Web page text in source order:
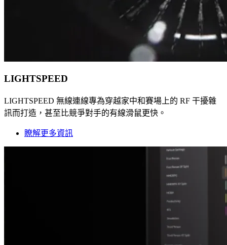
LIGHTSPEED
LIGHTSPEED 無線連線專為穿越家中和賽場上的 RF 干擾雜
訊而打造，甚至比競爭對手的有線滑鼠更快。
瞭解更多資訊